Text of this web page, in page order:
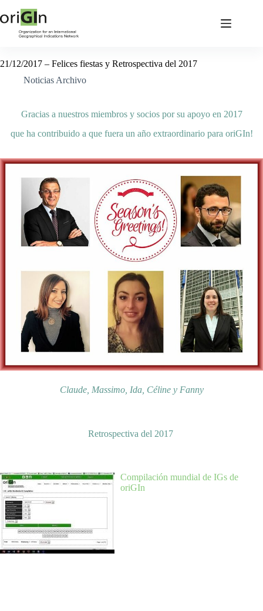
21/12/2017 – Felices fiestas y Retrospectiva del 2017
Noticias Archivo
Gracias a nuestros miembros y socios por su apoyo en 2017
que ha contribuido a que fuera un año extraordinario para oriGIn!
Claude, Massimo, Ida, Céline y Fanny
Retrospectiva del 2017
Compilación mundial de IGs de
oriGIn